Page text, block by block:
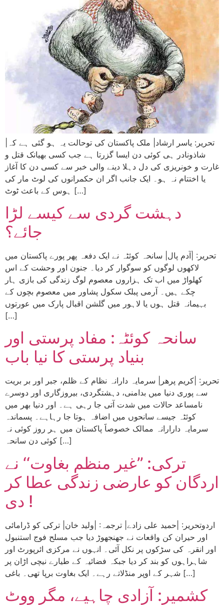
شاذونادر ہی کوئی دن ایسا گزرتا ہے جب کسی بھیانک قتل و
غارت و خونریزی کی دل دہلا دینے والی خبر سے کسی دن کا آغاز
یا اختتام نہ ہو۔ ایک جانب اگر ان حکمرانوں کی لوٹ مار کی
ہوس کے باعث ٹوٹ […]
دہشت گردی سے کیسے لڑا
جائے؟
تحریر: |آدم پال| سانحہ کوئٹہ نے ایک دفعہ پھر پورے پاکستان میں
لاکھوں لوگوں کو سوگوار کر دیا۔ جنون اور وحشت کے اس
کھلواڑ میں اب تک ہزاروں معصوم لوگ زندگی کی بازی ہار
چکے ہیں۔ آرمی پبلک سکول پشاور میں معصوم بچوں کے
بہیمانہ قتل ہوں یا لاہور میں گلشن اقبال پارک میں عورتوں
[…]
سانحہ کوئٹہ: مفاد پرستی اور
بنیاد پرستی کا نیا باب
تحریر: |کریم پرھر| سرمایہ دارانہ نظام کے ظلم، جبر اور بر بریت
سے پوری دنیا میں بدامنی، دہشتگردی، بیروزگاری اور دوسرے
نامساعد حالات میں شدت آتی جا رہی ہے۔ اور دنیا بھر میں
کوئٹہ جیسے سانحوں میں اضافہ ہوتا جا رہاہے۔ پسماندہ
سرمایہ دارارانہ ممالک خصوصاََ پاکستان میں ہر روز کوئی نہ
کوئی دن سانحہ […]
ترکی: ’’غیر منظم بغاوت‘‘ نے
اردگان کو عارضی زندگی عطا کر
دی !
اردوتحریر: |حمید علی زادے| ترجمہ: |ولید خان| ترکی کو ڈرامائی
اور حیران کن واقعات نے جھنجھوڑ دیا جب مسلح فوج استنبول
اور انقرہ کی سڑکوں پر نکل آئی۔ انہوں نے مرکزی ائرپورٹ اور
شاہراہوں کو بند کر دیا جبکہ فضائیہ کے طیارے نیچی اڑان پر
شہر کے اوپر منڈلاتے رہے۔ ایک بغاوت برپا تھی۔ باغی […]
کشمیر: آزادی چاہیے، مگر ووٹ